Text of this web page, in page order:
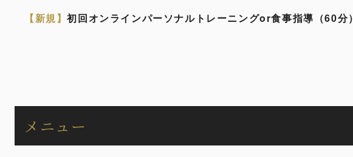
【新規】初回オンラインパーソナルトレーニングor食事指導（60分）
メニュー